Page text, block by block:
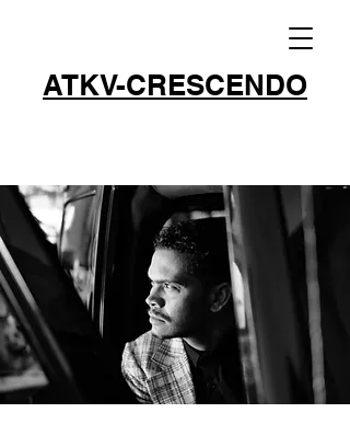
ATKV-CRESCENDO